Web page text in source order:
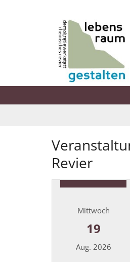
Revier
Mittwoch
19
Aug. 2026